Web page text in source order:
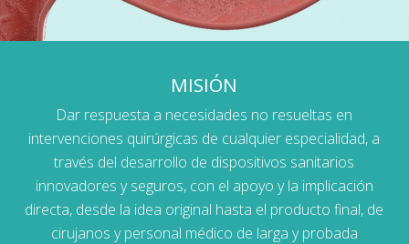
MISIÓN
Dar respuesta a necesidades no resueltas en
intervenciones quirúrgicas de cualquier especialidad, a
través del desarrollo de dispositivos sanitarios
innovadores y seguros, con el apoyo y la implicación
directa, desde la idea original hasta el producto final, de
cirujanos y personal médico de larga y probada